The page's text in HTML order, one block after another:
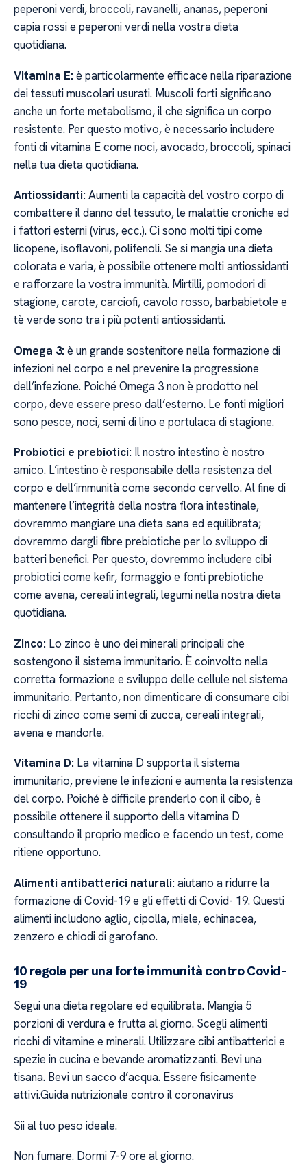
peperoni verdi, broccoli, ravanelli, ananas, peperoni
capia rossi e peperoni verdi nella vostra dieta
quotidiana.
Vitamina E: è particolarmente efficace nella riparazione
dei tessuti muscolari usurati. Muscoli forti significano
anche un forte metabolismo, il che significa un corpo
resistente. Per questo motivo, è necessario includere
fonti di vitamina E come noci, avocado, broccoli, spinaci
nella tua dieta quotidiana.
Antiossidanti: Aumenti la capacità del vostro corpo di
combattere il danno del tessuto, le malattie croniche ed
i fattori esterni (virus, ecc.). Ci sono molti tipi come
licopene, isoflavoni, polifenoli. Se si mangia una dieta
colorata e varia, è possibile ottenere molti antiossidanti
e rafforzare la vostra immunità. Mirtilli, pomodori di
stagione, carote, carciofi, cavolo rosso, barbabietole e
tè verde sono tra i più potenti antiossidanti.
Omega 3: è un grande sostenitore nella formazione di
infezioni nel corpo e nel prevenire la progressione
dell’infezione. Poiché Omega 3 non è prodotto nel
corpo, deve essere preso dall’esterno. Le fonti migliori
sono pesce, noci, semi di lino e portulaca di stagione.
Probiotici e prebiotici: Il nostro intestino è nostro
amico. L’intestino è responsabile della resistenza del
corpo e dell’immunità come secondo cervello. Al fine di
mantenere l’integrità della nostra flora intestinale,
dovremmo mangiare una dieta sana ed equilibrata;
dovremmo dargli fibre prebiotiche per lo sviluppo di
batteri benefici. Per questo, dovremmo includere cibi
probiotici come kefir, formaggio e fonti prebiotiche
come avena, cereali integrali, legumi nella nostra dieta
quotidiana.
Zinco: Lo zinco è uno dei minerali principali che
sostengono il sistema immunitario. È coinvolto nella
corretta formazione e sviluppo delle cellule nel sistema
immunitario. Pertanto, non dimenticare di consumare cibi
ricchi di zinco come semi di zucca, cereali integrali,
avena e mandorle.
Vitamina D: La vitamina D supporta il sistema
immunitario, previene le infezioni e aumenta la resistenza
del corpo. Poiché è difficile prenderlo con il cibo, è
possibile ottenere il supporto della vitamina D
consultando il proprio medico e facendo un test, come
ritiene opportuno.
Alimenti antibatterici naturali: aiutano a ridurre la
formazione di Covid-19 e gli effetti di Covid- 19. Questi
alimenti includono aglio, cipolla, miele, echinacea,
zenzero e chiodi di garofano.
10 regole per una forte immunità contro Covid-
19
Segui una dieta regolare ed equilibrata. Mangia 5
porzioni di verdura e frutta al giorno. Scegli alimenti
ricchi di vitamine e minerali. Utilizzare cibi antibatterici e
spezie in cucina e bevande aromatizzanti. Bevi una
tisana. Bevi un sacco d’acqua. Essere fisicamente
attivi.Guida nutrizionale contro il coronavirus
Sii al tuo peso ideale.
Non fumare. Dormi 7-9 ore al giorno.